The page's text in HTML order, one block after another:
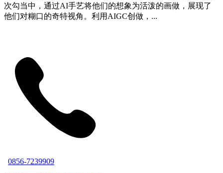
次勾当中，通过AI手艺将他们的想象为活泼的画做，展现了
他们对糊口的奇特视角。利用AIGC创做，...
0856-7239909